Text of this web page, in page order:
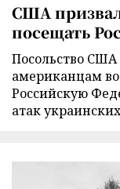
США
посещать
Посольство
американцам
Российскую
атак